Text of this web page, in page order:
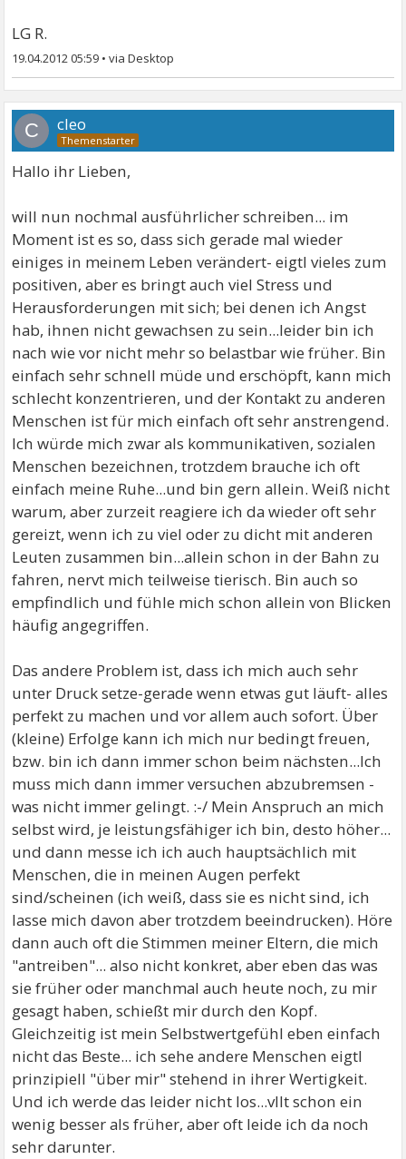
LG R.
19.04.2012 05:59 •
C cleo
Hallo ihr Lieben,
will nun nochmal ausführlicher schreiben... im
Moment ist es so, dass sich gerade mal wieder
einiges in meinem Leben verändert- eigtl vieles zum
positiven, aber es bringt auch viel Stress und
Herausforderungen mit sich; bei denen ich Angst
hab, ihnen nicht gewachsen zu sein...leider bin ich
nach wie vor nicht mehr so belastbar wie früher. Bin
einfach sehr schnell müde und erschöpft, kann mich
schlecht konzentrieren, und der Kontakt zu anderen
Menschen ist für mich einfach oft sehr anstrengend.
Ich würde mich zwar als kommunikativen, sozialen
Menschen bezeichnen, trotzdem brauche ich oft
einfach meine Ruhe...und bin gern allein. Weiß nicht
warum, aber zurzeit reagiere ich da wieder oft sehr
gereizt, wenn ich zu viel oder zu dicht mit anderen
Leuten zusammen bin...allein schon in der Bahn zu
fahren, nervt mich teilweise tierisch. Bin auch so
empfindlich und fühle mich schon allein von Blicken
häufig angegriffen.
Das andere Problem ist, dass ich mich auch sehr
unter Druck setze-gerade wenn etwas gut läuft- alles
perfekt zu machen und vor allem auch sofort. Über
(kleine) Erfolge kann ich mich nur bedingt freuen,
bzw. bin ich dann immer schon beim nächsten...Ich
muss mich dann immer versuchen abzubremsen -
was nicht immer gelingt. :-/ Mein Anspruch an mich
selbst wird, je leistungsfähiger ich bin, desto höher...
und dann messe ich ich auch hauptsächlich mit
Menschen, die in meinen Augen perfekt
sind/scheinen (ich weiß, dass sie es nicht sind, ich
lasse mich davon aber trotzdem beeindrucken). Höre
dann auch oft die Stimmen meiner Eltern, die mich
"antreiben"... also nicht konkret, aber eben das was
sie früher oder manchmal auch heute noch, zu mir
gesagt haben, schießt mir durch den Kopf.
Gleichzeitig ist mein Selbstwertgefühl eben einfach
nicht das Beste... ich sehe andere Menschen eigtl
prinzipiell "über mir" stehend in ihrer Wertigkeit.
Und ich werde das leider nicht los...vllt schon ein
wenig besser als früher, aber oft leide ich da noch
sehr darunter.